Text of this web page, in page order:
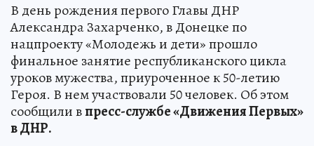
В день рождения первого Главы ДНР
Александра Захарченко, в Донецке по
нацпроекту «Молодежь и дети» прошло
финальное занятие республиканского цикла
уроков мужества, приуроченное к 50-летию
Героя. В нем участвовали 50 человек. Об этом
сообщили впресс-службе «Движения Первых»
в ДНР.